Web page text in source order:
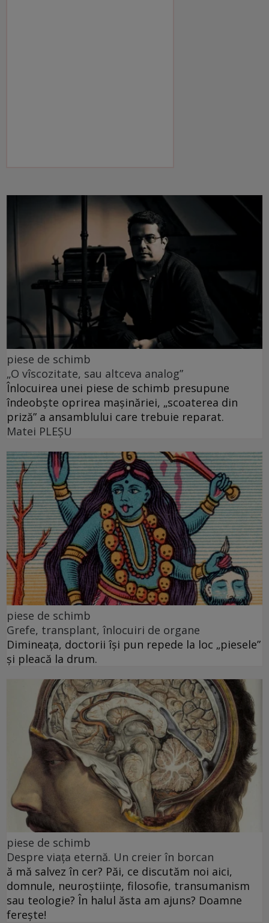
piese de schimb
„O vîscozitate, sau altceva analog”
Înlocuirea unei piese de schimb presupune
îndeobște oprirea mașinăriei, „scoaterea din
priză” a ansamblului care trebuie reparat.
Matei PLEŞU
piese de schimb
Grefe, transplant, înlocuiri de organe
Dimineața, doctorii își pun repede la loc „piesele”
și pleacă la drum.
piese de schimb
Despre viața eternă. Un creier în borcan
ă mă salvez în cer? Păi, ce discutăm noi aici,
domnule, neuroștiințe, filosofie, transumanism
sau teologie? În halul ăsta am ajuns? Doamne
ferește!